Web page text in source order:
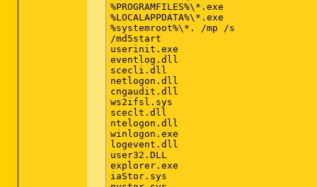
%PROGRAMFILES%\*.exe
%LOCALAPPDATA%\*.exe
%systemroot%\*. /mp /s
/md5start
userinit.exe
eventlog.dll
scecli.dll
netlogon.dll
cngaudit.dll
ws2ifsl.sys
sceclt.dll
ntelogon.dll
winlogon.exe
logevent.dll
user32.DLL
explorer.exe
iaStor.sys